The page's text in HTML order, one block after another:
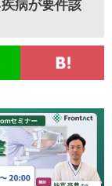
病が要件該